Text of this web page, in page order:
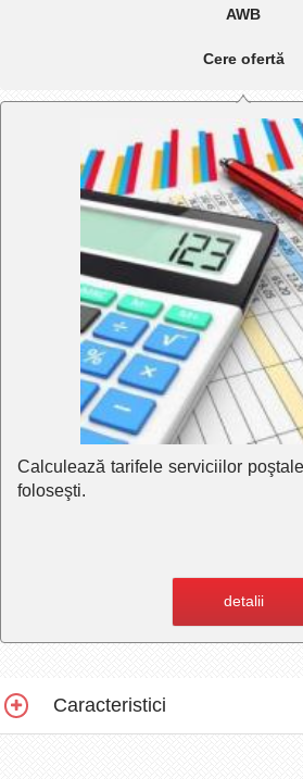
AWB
Cere ofertă
Calculează tarifele serviciilor
foloseşti.
detalii
Caracteristici